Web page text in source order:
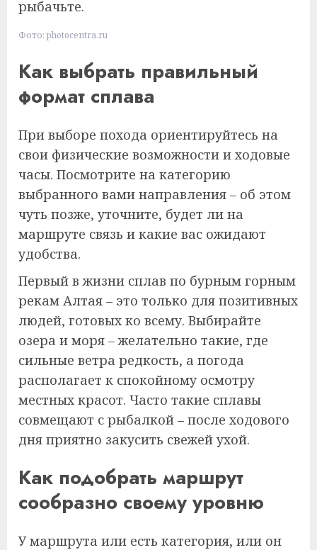
рыбачьте.
Фото: photocentra.ru
Как выбрать правильный
формат сплава
При выборе похода ориентируйтесь на
свои физические возможности и ходовые
часы. Посмотрите на категорию
выбранного вами направления – об этом
чуть позже, уточните, будет ли на
маршруте связь и какие вас ожидают
удобства.
Первый в жизни сплав по бурным горным
рекам Алтая – это только для позитивных
людей, готовых ко всему. Выбирайте
озера и моря – желательно такие, где
сильные ветра редкость, а погода
располагает к спокойному осмотру
местных красот. Часто такие сплавы
совмещают с рыбалкой – после ходового
дня приятно закусить свежей ухой.
Как подобрать маршрут
сообразно своему уровню
У маршрута или есть категория, или он